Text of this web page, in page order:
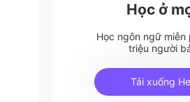
Học ở
Học ngôn ngữ miễn
triệu người
Tải xuống